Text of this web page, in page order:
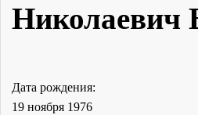
Николаевич
Дата рождения:
19 ноября 1976